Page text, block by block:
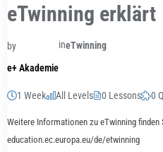
eTwinning erklärt
by
e+ Akademie
ineTwinning
1 Week All Levels 0 Lessons 0
Weitere Informationen zu eTwinning
education.ec.europa.eu/de/etwinning